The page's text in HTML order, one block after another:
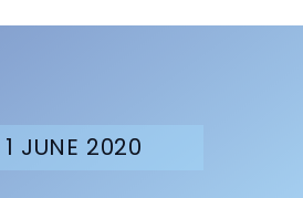
1 JUNE 2020